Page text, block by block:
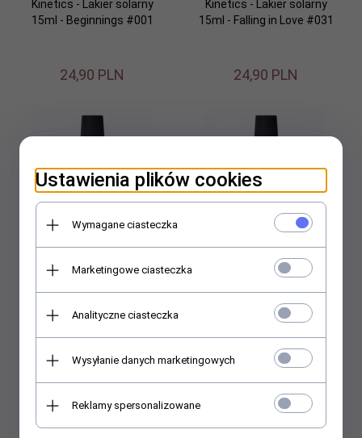
Kinetics - Lakier solarny
15ml - Beginnings #001
24,90 PLN
Kinetics - Lakier solarny
15ml - Falling in Love #031
24,90 PLN
Kinetics - Lakier solarny
15ml - First Date #004
24,90 PLN
Kinetics - Lakier solarny
15ml - Dress to Impress
PLN
Ustawienia plików cookies
Wymagane ciasteczka
Marketingowe ciasteczka
Analityczne ciasteczka
Wysyłanie danych marketingowych
Reklamy spersonalizowane